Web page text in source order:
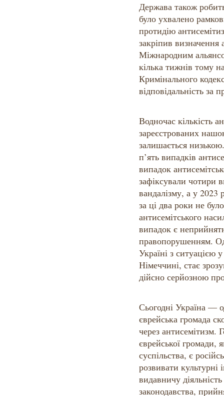
Держава також
було ухвалено
протидію
закріпив
Міжнародним
кілька тижнів тому
Кримінального
відповідальність за
Водночас кількість
зареєстрованих
залишається
п’ять випадків
випадок
зафіксували чотири
вандалізму, а у
за ці два роки не
антисемітського
випадок є
правопорушенням.
Україні з ситуацією
Німеччині, стає
дійсно серйозною
Сьогодні Україна —
єврейська громада
через антисемітизм.
єврейської громади,
суспільства, є
розвивати культурні
видавничу
законодавства,